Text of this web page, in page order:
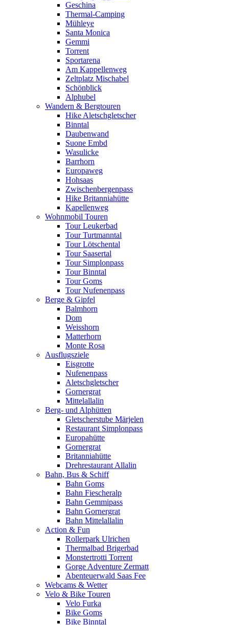
Geschina
Thermal-Camping
Mühleye
Santa Monica
Gemmi
Torrent
Sportarena
Am Kappellenweg
Zeltplatz Mischabel
Schönblick
Alphubel
Wandern & Bergtouren
Hike Aletschgletscher
Binntal
Daubenwand
Suone Embd
Wasulicke
Barrhorn
Europaweg
Hohsaas
Zwischenbergenpass
Hike Britanniahütte
Kapellenweg
Wohnmobil Touren
Tour Leukerbad
Tour Turtmanntal
Tour Lötschental
Tour Saasertal
Tour Simplonpass
Tour Binntal
Tour Goms
Tour Nufenenpass
Berge & Gipfel
Balmhorn
Dom
Weisshorn
Matterhorn
Monte Rosa
Ausflugsziele
Eisgrotte
Nufenenpass
Aletschgletscher
Gornergrat
Mittelallalin
Berg- und Alphütten
Gletscherstube Märjelen
Restaurant Simplonpass
Europahütte
Gornergrat
Britanniahütte
Drehrestaurant Allalin
Bahn, Bus & Schiff
Bahn Goms
Bahn Fiescheralp
Bahn Gemmipass
Bahn Gornergrat
Bahn Mittelallalin
Action & Fun
Rollerpark Ulrichen
Thermalbad Brigerbad
Monstertrotti Torrent
Gorge Adventure Zermatt
Abenteuerwald Saas Fee
Webcams & Wetter
Velo & Bike Touren
Velo Furka
Bike Goms
Bike Binntal